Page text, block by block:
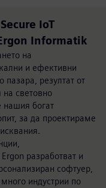
IoT
Informatik
на
и ефективни
пазара, резултат от
на световно
нашия богат
за да проектираме
разработват и
софтуер,
индустрии по